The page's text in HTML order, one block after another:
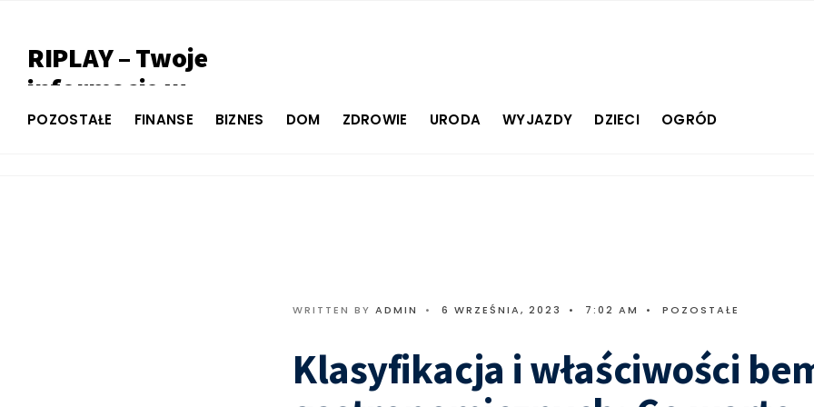
RIPLAY – Twoje
informacje w
jednym miejscu
POZOSTAŁE FINANSE BIZNES DOM ZDROWIE URODA WYJAZDY DZIECI OGRÓD
WRITTEN BY ADMIN • 6 WRZEŚNIA, 2023 • 7:02 AM • POZOSTAŁE
Klasyfikacja i właściwości